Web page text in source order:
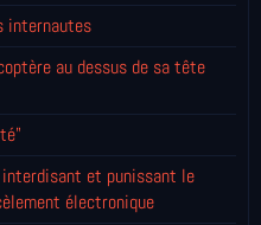
internautes
au dessus de sa tête
et punissant le
électronique